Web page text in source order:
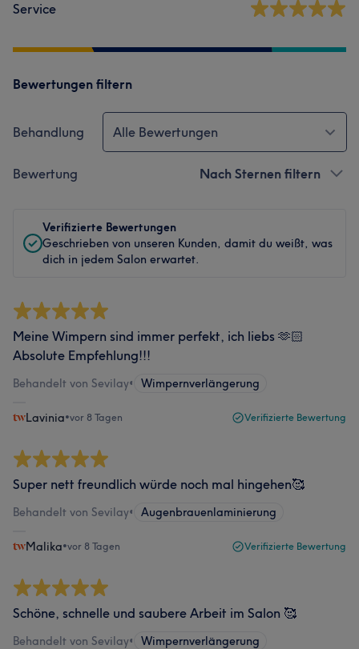
Service
Bewertungen filtern
Behandlung Alle Bewertungen
Bewertung Nach Sternen filtern
Verifizierte Bewertungen
Geschrieben von unseren Kunden, damit du weißt, was
dich in jedem Salon erwartet.
Meine Wimpern sind immer perfekt, ich liebs 🫶🏻
Absolute Empfehlung!!!
Behandelt von Sevilay• Wimpernverlängerung
Lavinia•vor 8 Tagen Verifizierte Bewertung
Super nett freundlich würde noch mal hingehen🥰
Behandelt von Sevilay• Augenbrauenlaminierung
Malika•vor 8 Tagen Verifizierte Bewertung
Schöne, schnelle und saubere Arbeit im Salon 🥰
Behandelt von Sevilay• Wimpernverlängerung